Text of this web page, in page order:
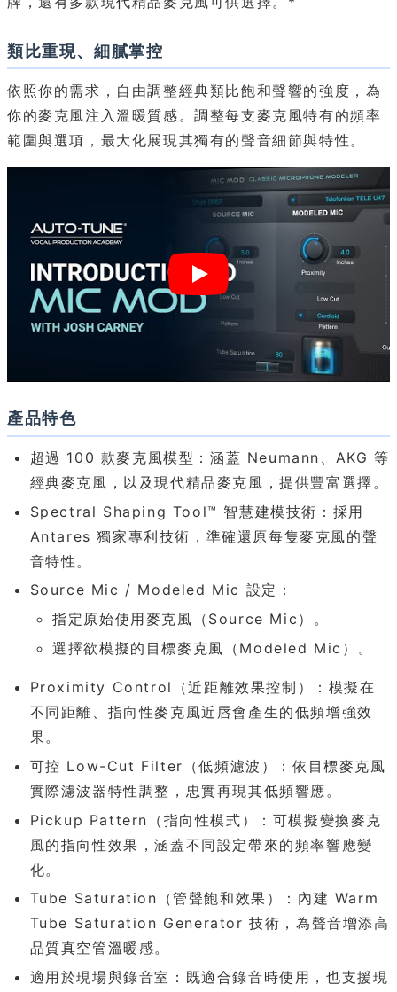
類比重現、細膩掌控
依照你的需求，自由調整經典類比飽和聲響的強度，為
你的麥克風注入溫暖質感。調整每支麥克風特有的頻率
範圍與選項，最大化展現其獨有的聲音細節與特性。
產品特色
超過 100 款麥克風模型：涵蓋 Neumann、AKG 等
經典麥克風，以及現代精品麥克風，提供豐富選擇。
Spectral Shaping Tool™ 智慧建模技術：採用
Antares 獨家專利技術，準確還原每隻麥克風的聲
音特性。
Source Mic / Modeled Mic 設定：
指定原始使用麥克風（Source Mic）。
選擇欲模擬的目標麥克風（Modeled Mic）。
Proximity Control（近距離效果控制）：模擬在
不同距離、指向性麥克風近唇會產生的低頻增強效
果。
可控 Low-Cut Filter（低頻濾波）：依目標麥克風
實際濾波器特性調整，忠實再現其低頻響應。
Pickup Pattern（指向性模式）：可模擬變換麥克
風的指向性效果，涵蓋不同設定帶來的頻率響應變
化。
Tube Saturation（管聲飽和效果）：內建 Warm
Tube Saturation Generator 技術，為聲音增添高
品質真空管溫暖感。
適用於現場與錄音室：既適合錄音時使用，也支援現